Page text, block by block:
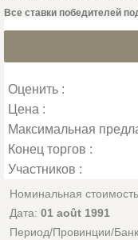
Все ставки победителей
Оценить :
Цена :
Максимальная
Конец торгов :
Участников :
Номинальная
Дата: 01 août 1991
Период/Провинции/